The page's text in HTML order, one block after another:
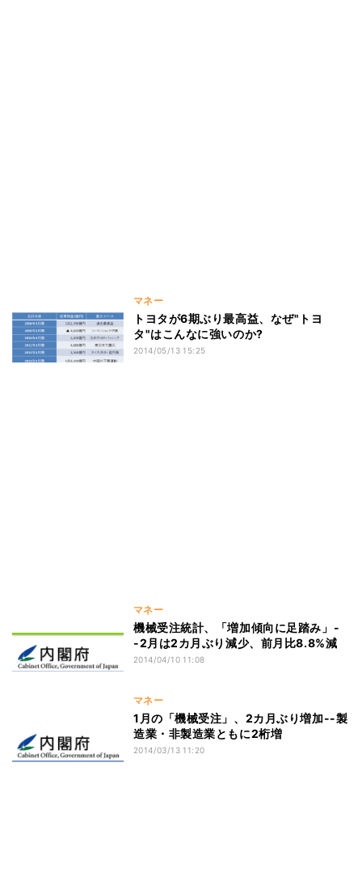
マネー
トヨタが6期ぶり最高益、なぜ"トヨ
タ"はこんなに強いのか?
2014/05/13 15:25
マネー
機械受注統計、「増加傾向に足踏み」-
-2月は2カ月ぶり減少、前月比8.8%減
2014/04/10 11:08
マネー
1月の「機械受注」、2カ月ぶり増加--製
造業・非製造業ともに2桁増
2014/03/13 11:20